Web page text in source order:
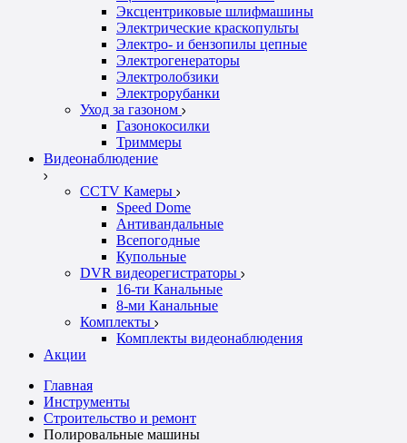
Эксцентриковые шлифмашины
Электрические краскопульты
Электро- и бензопилы цепные
Электрогенераторы
Электролобзики
Электрорубанки
Уход за газоном
Газонокосилки
Триммеры
Видеонаблюдение
CCTV Камеры
Speed Dome
Антивандальные
Всепогодные
Купольные
DVR видеорегистраторы
16-ти Канальные
8-ми Канальные
Комплекты
Комплекты видеонаблюдения
Акции
Главная
Инструменты
Строительство и ремонт
Полировальные машины